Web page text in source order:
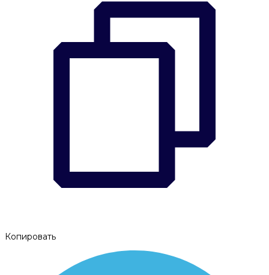
Копировать